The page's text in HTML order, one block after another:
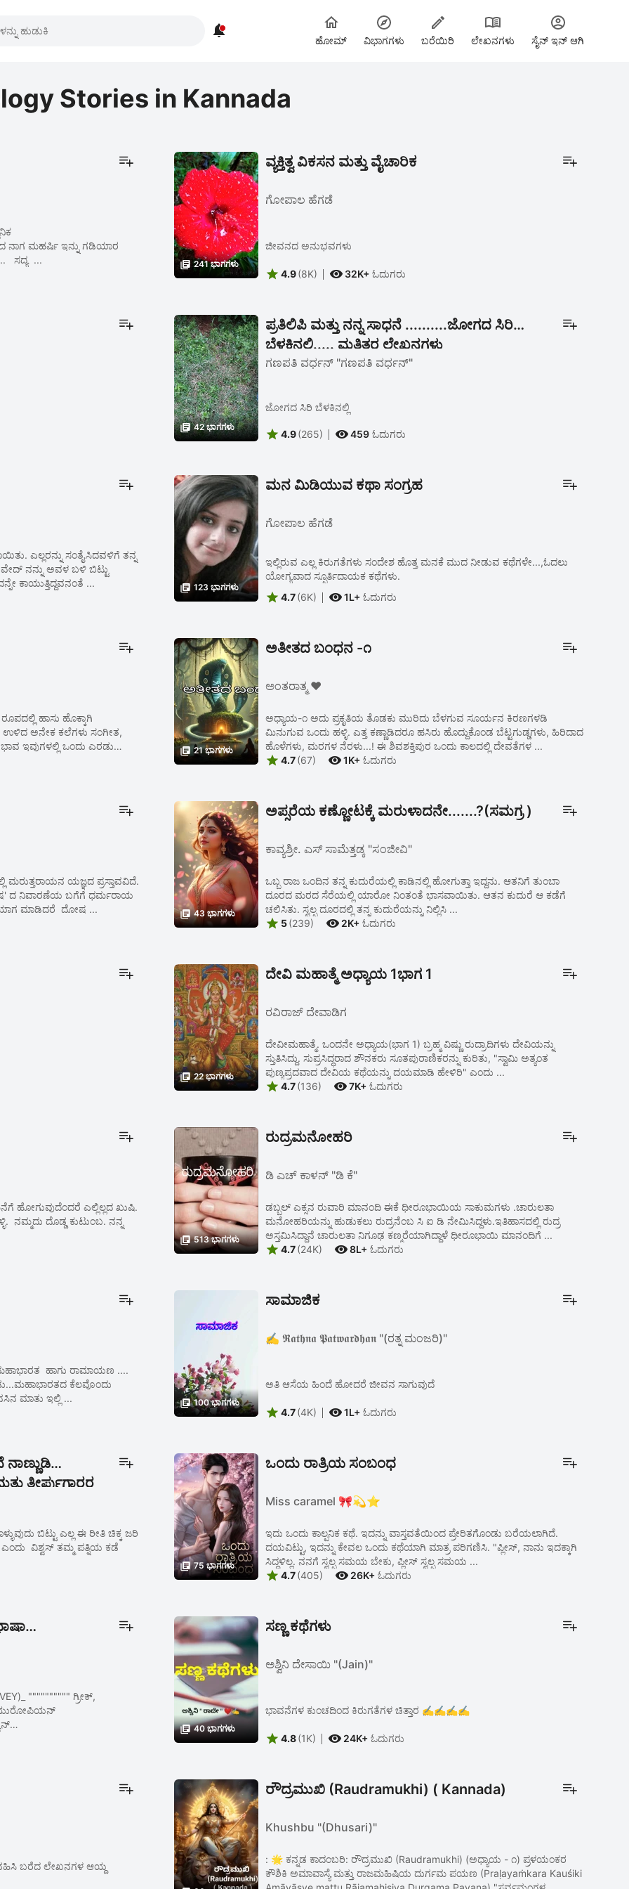

ಹೋಮ್ ವಿಭಾಗಗಳು ಬರೆಯಿರಿ ಲೇಖನಗಳು ಸೈನ್ ಇನ್ ಆಗಿ
Stories in Kannada
ಕೇವಲ ಕಾಲ್ಪನಿಕ
ಮಹರ್ಷಿ ಇನ್ನು ಗಡಿಯಾರ
ಸದ್ಯ ...
 241 ಭಾಗಗಳು
ವ್ಯಕ್ತಿತ್ವ ವಿಕಸನ ಮತ್ತು ವೈಚಾರಿಕ
ಗೋಪಾಲ ಹೆಗಡೆ
ಜೀವನದ ಅನುಭವಗಳು
 4.9(8K)  32K+ ಓದುಗರು
 42 ಭಾಗಗಳು
ಪ್ರತಿಲಿಪಿ ಮತ್ತು ನನ್ನ ಸಾಧನೆ ..........ಜೋಗದ ಸಿರಿ
ಬೆಳಕಿನಲ್ಲಿ..... ಮತ್ತಿತರ ಲೇಖನಗಳು
ಗಣಪತಿ ವರ್ಧನ್ "ಗಣಪತಿ ವರ್ಧನ್"
ಜೋಗದ ಸಿರಿ ಬೆಳಕಿನಲ್ಲಿ
 4.9(265) 459 ಓದುಗರು
ಎಲ್ಲರನ್ನು ಸಂತೈಸಿದವಳಿಗೆ ತನ್ನ
ನನ್ನು ಅವಳ ಬಳಿ ಬಿಟ್ಟು
ಕಾಯುತ್ತಿದ್ದವನಂತೆ ...
 123 ಭಾಗಗಳು
ಮನ ಮಿಡಿಯುವ ಕಥಾ ಸಂಗ್ರಹ
ಗೋಪಾಲ ಹೆಗಡೆ
ಇಲ್ಲಿರುವ ಎಲ್ಲ ಕಿರುಗತೆಗಳು ಸಂದೇಶ ಹೊತ್ತ ಮನಕೆ ಮುದ ನೀಡುವ ಕಥೆಗಳೇ...,ಓದಲು
ಯೋಗ್ಯವಾದ ಸ್ಫೂರ್ತಿದಾಯಕ ಕಥೆಗಳು.
 4.7(6K) 1L+ ಓದುಗರು
ಹಾಸು ಹೊಕ್ಕಾಗಿ
ಉಳಿದ ಅನೇಕ ಕಲೆಗಳು ಸಂಗೀತ,
ಇವುಗಳಲ್ಲಿ ಒಂದು ಎರಡು
 21 ಭಾಗಗಳು
ಅತೀತದ ಬಂಧನ -೧
ಅಂತರಾತ್ಮ ❤️
ಅಧ್ಯಾಯ-೧ ಅದು ಪ್ರಕೃತಿಯ ತೊಡಕು ಮುರಿದು ಬೆಳಗುವ ಸೂರ್ಯನ ಕಿರಣಗಳಡಿ
ಮಿನುಗುವ ಒಂದು ಹಳ್ಳಿ. ಎತ್ತ ಕಣ್ಣಾಡಿದರೂ ಹಸಿರು ಹೊದ್ದುಕೊಂಡ ಬೆಟ್ಟಗುಡ್ಡಗಳು, ಹಿರಿದಾದ
ಹೊಳೆಗಳು, ಮರಗಳ ನೆರಳು...! ಈ ಶಿವಶಕ್ತಿಪುರ ಒಂದು ಕಾಲದಲ್ಲಿ ದೇವತೆಗಳ ...
 4.7(67) 1K+ ಓದುಗರು
ದ ನಿವಾರಣೆಯ ಬಗೆಗೆ ಧರ್ಮರಾಯ
ಯಾಗ ಮಾಡಿದರೆ ದೋಷ ...
 43 ಭಾಗಗಳು
ಅಪ್ಸರೆಯ ಕಣ್ಣೋಟಕ್ಕೆ ಮರುಳಾದನೇ.......?(ಸಮಗ್ರ )
ಕಾವ್ಯಶ್ರೀ. ಎಸ್ ಸಾಮೆತ್ತಡ್ಕ "ಸಂಜೀವಿ"
ಒಬ್ಬ ರಾಜ ಒಂದಿನ ತನ್ನ ಕುದುರೆಯಲ್ಲಿ ಕಾಡಿನಲ್ಲಿ ಹೋಗುತ್ತಾ ಇದ್ದನು. ಆತನಿಗೆ ತುಂಬಾ
ದೂರದ ಮರದ ಸೆರೆಯಲ್ಲಿ ಯಾರೋ ನಿಂತಂತೆ ಭಾಸವಾಯಿತು. ಆತನ ಕುದುರೆ ಆ ಕಡೆಗೆ
ಚಲಿಸಿತು. ಸ್ವಲ್ಪ ದೂರದಲ್ಲಿ ತನ್ನ ಕುದುರೆಯನ್ನು ನಿಲ್ಲಿಸಿ ...
 5(239)  2K+ ಓದುಗರು
 22 ಭಾಗಗಳು
ದೇವಿ ಮಹಾತ್ಮೆ ಅಧ್ಯಾಯ 1ಭಾಗ 1
ರವಿರಾಜ್ ದೇವಾಡಿಗ
ದೇವೀಮಹಾತ್ಮೆ. ಒಂದನೇ ಅಧ್ಯಾಯ(ಭಾಗ 1) ಬ್ರಹ್ಮ ವಿಷ್ಣು ರುದ್ರಾದಿಗಳು ದೇವಿಯನ್ನು
ಸ್ತುತಿಸಿದ್ದು. ಸುಪ್ರಸಿದ್ಧರಾದ ಶೌನಕರು ಸೂತಪುರಾಣಿಕರನ್ನು ಕುರಿತು, "ಸ್ವಾಮಿ ಅತ್ಯಂತ
ಪುಣ್ಯಪ್ರದವಾದ ದೇವಿಯ ಕಥೆಯನ್ನು ದಯಮಾಡಿ ಹೇಳಿರಿ" ಎಂದು ...
 4.7(136) 7K+ ಓದುಗರು
ಹೋಗುವುದೆಂದರೆ ಎಲ್ಲಿಲ್ಲದ ಖುಷಿ.
ನಮ್ಮದು ದೊಡ್ಡ ಕುಟುಂಬ. ನನ್ನ
 513 ಭಾಗಗಳು
ರುದ್ರಮನೋಹರಿ
ಡಿ ಎಚ್ ಕಾಳನ್ "ಡಿ ಕೆ"
ಡಬ್ಬಲ್ ಎಕ್ಸನ ರುವಾರಿ ಮಾನಂದಿ ಈಕೆ ಧೀರೂಭಾಯಿಯ ಸಾಕುಮಗಳು .ಚಾರುಲತಾ
ಮನೋಹರಿಯನ್ನು ಹುಡುಕಲು ರುದ್ರನೆಂಬ ಸಿ ಐ ಡಿ ನೇಮಿಸಿದ್ದಳು.ಇತಿಹಾಸದಲ್ಲಿ ರುದ್ರ
ಅಸ್ತಮಿಸಿದ್ದಾನೆ ಚಾರುಲತಾ ನಿಗೂಢ ಕಣ್ಮರೆಯಾಗಿದ್ದಾಳೆ ಧೀರೂಭಾಯಿ ಮಾನಂದಿಗೆ ...
 4.7(24K) 8L+ ಓದುಗರು
ಹಾಗು ರಾಮಾಯಣ ....
ಕೆಲವೊಂದು
ಮಾತು ಇಲ್ಲಿ ...
 100 ಭಾಗಗಳು
ಸಾಮಾಜಿಕ
✍️ 𝕽𝖆𝖙𝖍𝖓𝖆 𝕻𝖆𝖙𝖜𝖆𝖗𝖉𝖍𝖆𝖓 "(ರತ್ನ ಮಂಜರಿ)"
ಅತಿ ಆಸೆಯ ಹಿಂದೆ ಹೋದರೆ ಜೀವನ ಸಾಗುವುದೆ
 4.7(4K) 1L+ ಓದುಗರು
ತೀರ್ಪುಗಾರರ
ಬಿಟ್ಟು ಎಲ್ಲ ಈ ರೀತಿ ಚಿಕ್ಕ ಜರಿ
ವಿಶ್ವಸ್ ತಮ್ಮ ಪತ್ನಿಯ ಕಡೆ
 75 ಭಾಗಗಳು
ಒಂದು ರಾತ್ರಿಯ ಸಂಬಂಧ
Miss caramel 🎀💫⭐
ಇದು ಒಂದು ಕಾಲ್ಪನಿಕ ಕಥೆ. ಇದನ್ನು ವಾಸ್ತವತೆಯಿಂದ ಪ್ರೇರಿತಗೊಂಡು ಬರೆಯಲಾಗಿದೆ.
ದಯವಿಟ್ಟು, ಇದನ್ನು ಕೇವಲ ಒಂದು ಕಥೆಯಾಗಿ ಮಾತ್ರ ಪರಿಗಣಿಸಿ. "ಪ್ಲೀಸ್, ನಾನು ಇದಕ್ಕಾಗಿ
ಸಿದ್ಧಳಿಲ್ಲ. ನನಗೆ ಸ್ವಲ್ಪ ಸಮಯ ಬೇಕು, ಪ್ಲೀಸ್ ಸ್ವಲ್ಪ ಸಮಯ ...
 4.7(405)  26K+ ಓದುಗರು
ಗ್ರೀಕ್,
ಯುರೋಪಿಯನ್
 40 ಭಾಗಗಳು
ಸಣ್ಣ ಕಥೆಗಳು
ಅಶ್ವಿನಿ ದೇಸಾಯಿ "(Jain)"
ಭಾವನೆಗಳ ಕುಂಚದಿಂದ ಕಿರುಗತೆಗಳ ಚಿತ್ತಾರ ✍️✍️✍️✍️
 4.8(1K)  24K+ ಓದುಗರು
ಬರೆದ ಲೇಖನಗಳ ಆಯ್ದ
ರೌದ್ರಮುಖಿ (Raudramukhi) ( Kannada)
Khushbu "(Dhusari)"
: 🌟 ಕನ್ನಡ ಕಾದಂಬರಿ: ರೌದ್ರಮುಖಿ (Raudramukhi) (ಅಧ್ಯಾಯ - ೧) ಪ್ರಳಯಂಕರ
ಕೌಶಿಕಿ ಅಮಾವಾಸ್ಯೆ ಮತ್ತು ರಾಜಮಹಿಷಿಯ ದುರ್ಗಮ ಪಯಣ (Praḷayaṁkara Kauśiki